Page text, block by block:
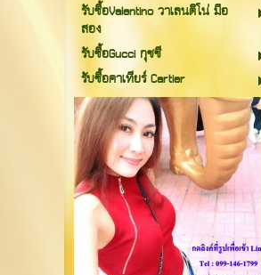
รับซื้อValentino วาเลนติโน่ มือ
สอง
รับซื้อGucci กุชชี
รับซื้อคาเทียร์ Cartier